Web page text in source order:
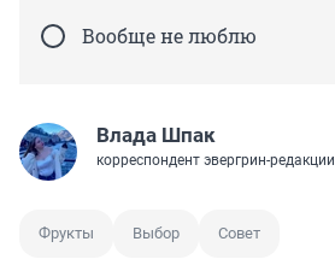
Вообще не люблю
Влада Шпак
корреспондент эвергрин-редакции
Фрукты Выбор Совет